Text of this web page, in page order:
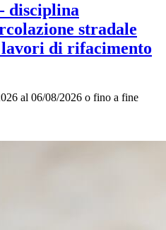
disciplina
stradale
lavori di rifacimento
al 06/08/2026 o fino a fine